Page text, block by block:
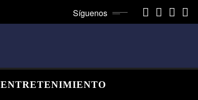
Síguenos
ENTRETENIMIENTO